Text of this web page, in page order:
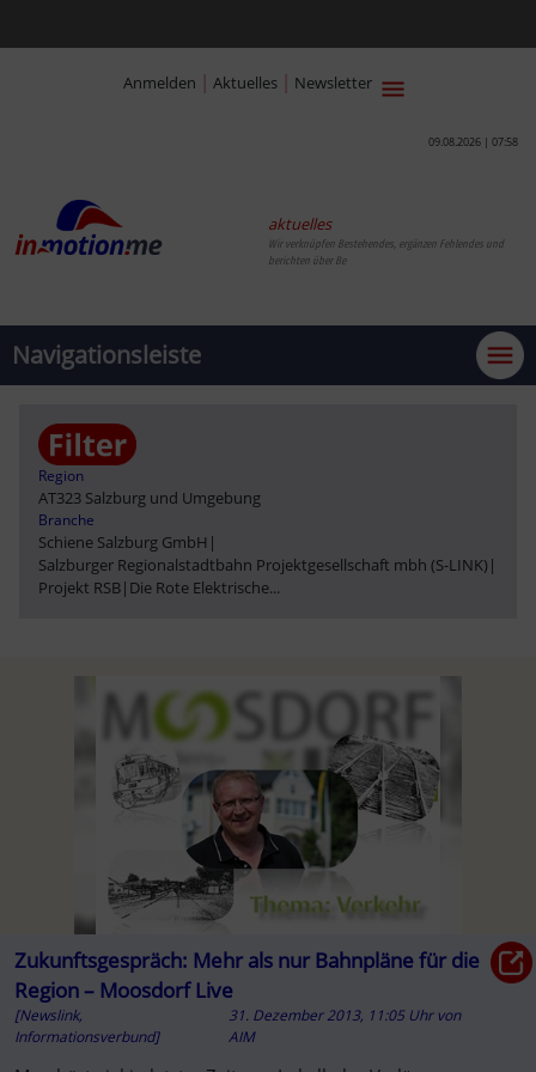
Anmelden | Aktuelles | Newsletter
09.08.2026 | 07:58
aktuelles
Wir verknüpfen Bestehendes, ergänzen Fehlendes und
berichten ü
Navigationsleiste
Region
AT323 Salzburg und Umgebung
Branche
Schiene Salzburg GmbH |
Salzburger Regionalstadtbahn Projektgesellschaft mbh (S-LINK) |
Projekt RSB| Die Rote Elektrische...
Zukunftsgespräch: Mehr als nur Bahnpläne für die
Region – Moosdorf Live
[Newslink,
Informationsverbund]
31. Dezember 2013, 11:05 Uhr von
AIM